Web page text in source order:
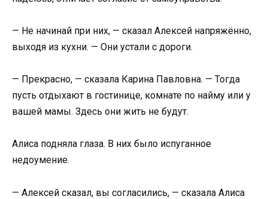
— Не начинай при них, — сказал Алексей напряжённо,
выходя из кухни. — Они устали с дороги.
— Прекрасно, — сказала Карина Павловна. — Тогда
пусть отдыхают в гостинице, комнате по найму или у
вашей мамы. Здесь они жить не будут.
Алиса подняла глаза. В них было испуганное
недоумение.
— Алексей сказал, вы согласились, — сказала Алиса